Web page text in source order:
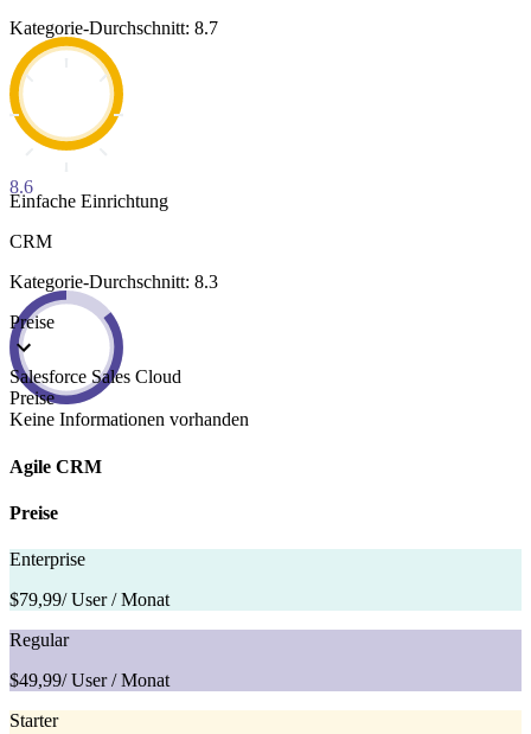
Kategorie-Durchschnitt: 8.7
8.6
Einfache Einrichtung
CRM
Kategorie-Durchschnitt: 8.3
Preise
Salesforce Sales Cloud
Preise
Keine Informationen vorhanden
Agile CRM
Preise
Enterprise
$79,99/ User / Monat
Regular
$49,99/ User / Monat
Starter